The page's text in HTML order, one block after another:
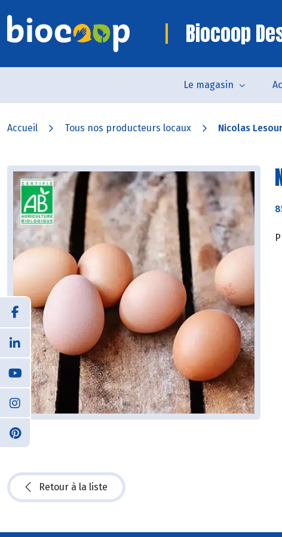
Biocoop
Le magasin
Accueil Tous nos producteurs locaux Nicolas
Retour à la liste